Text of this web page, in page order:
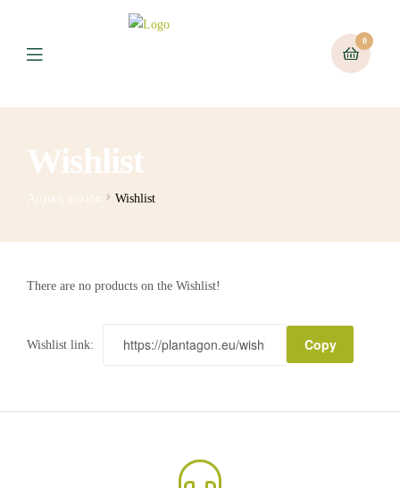
0
Wishlist
Αρχική σελίδα Wishlist
There are no products on the Wishlist!
Wishlist link: Copy